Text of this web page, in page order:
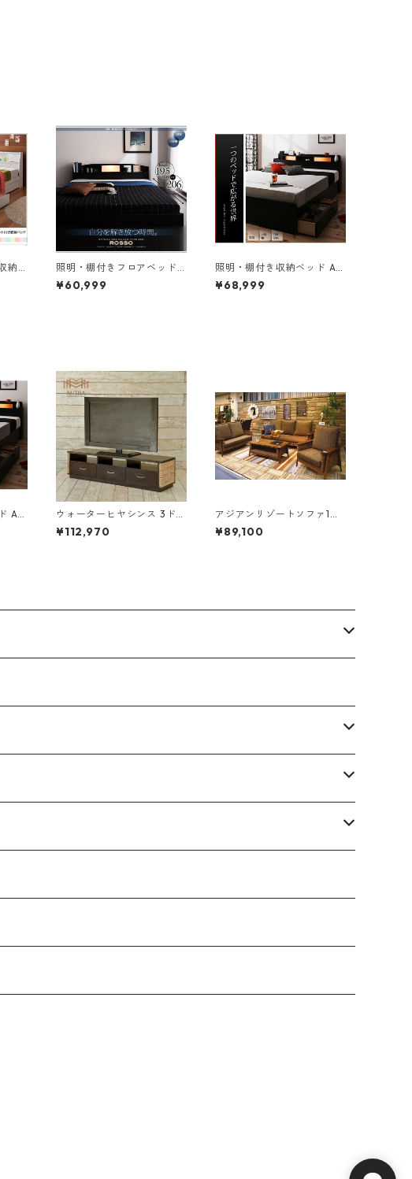
納
ッ
ル
照明・棚付きフロアベッド
ROSSO ロッソ ポケットコ
イルマットレス付き セミダ
¥60,999
照明・棚付き収納ベッド All
-one オールワン ボンネルコ
イルマットレス付き セミダ
¥68,999
All
ッ
ダ
ウォーターヒヤシンス 3ドロ
アー テレビボード
¥112,970
アジアンリゾートソファ1人
掛け
¥89,100